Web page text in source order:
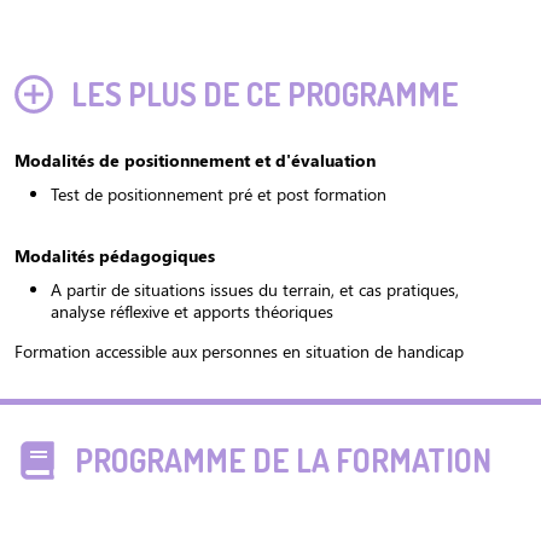
LES PLUS DE CE PROGRAMME
Modalités de positionnement et d'évaluation
Test de positionnement pré et post formation
Modalités pédagogiques
A partir de situations issues du terrain, et cas pratiques,
analyse réflexive et apports théoriques
Formation accessible aux personnes en situation de handicap
PROGRAMME DE LA FORMATION